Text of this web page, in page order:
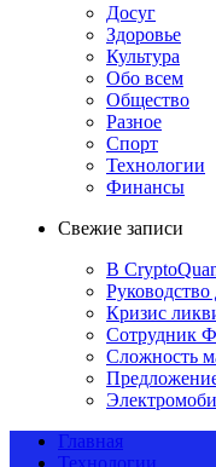
Досуг
Здоровье
Культура
Обо всем
Общество
Разное
Спорт
Технологии
Финансы
Свежие записи
В
Кризис
Сотрудник
Сложность
Главная
Технологии